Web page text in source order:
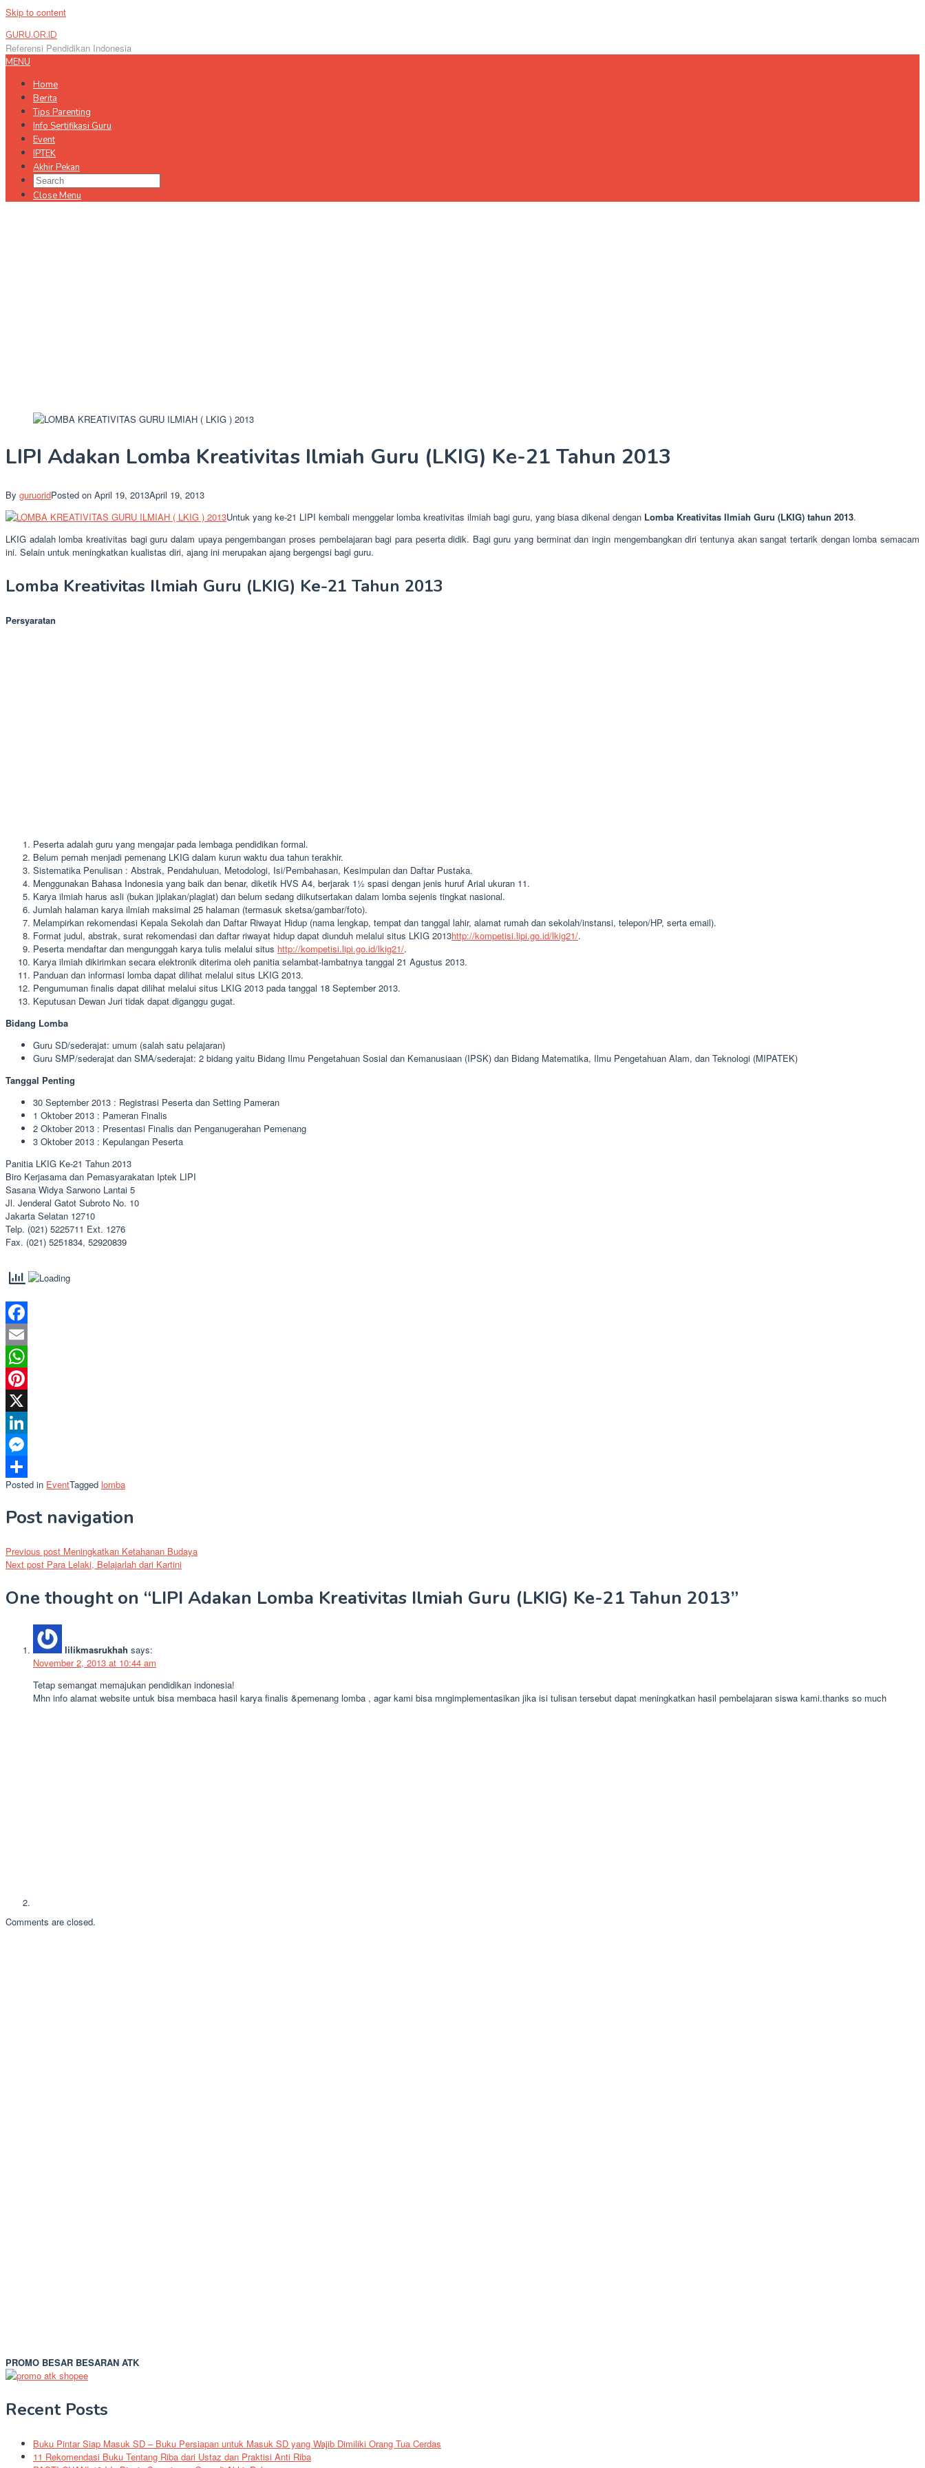
Skip to content
GURU.OR.ID
Referensi Pendidikan Indonesia
MENU
Home
Berita
Tips Parenting
Info Sertifikasi Guru
Event
IPTEK
Akhir Pekan
Close Menu
LIPI Adakan Lomba Kreativitas Ilmiah Guru (LKIG) Ke-21 Tahun 2013
By guruoridPosted on April 19, 2013April 19, 2013
Untuk yang ke-21 LIPI kembali menggelar lomba kreativitas ilmiah bagi guru, yang biasa dikenal dengan Lomba Kreativitas Ilmiah Guru (LKIG) tahun 2013.
LKIG adalah lomba kreativitas bagi guru dalam upaya pengembangan proses pembelajaran bagi para peserta didik. Bagi guru yang berminat dan ingin mengembangkan diri tentunya akan sangat tertarik dengan lomba semacam
ini. Selain untuk meningkatkan kualistas diri, ajang ini merupakan ajang bergengsi bagi guru.
Lomba Kreativitas Ilmiah Guru (LKIG) Ke-21 Tahun 2013
Persyaratan
Peserta adalah guru yang mengajar pada lembaga pendidikan formal.
Belum pernah menjadi pemenang LKIG dalam kurun waktu dua tahun terakhir.
Sistematika Penulisan : Abstrak, Pendahuluan, Metodologi, Isi/Pembahasan, Kesimpulan dan Daftar Pustaka.
Menggunakan Bahasa Indonesia yang baik dan benar, diketik HVS A4, berjarak 1½ spasi dengan jenis huruf Arial ukuran 11.
Karya ilmiah harus asli (bukan jiplakan/plagiat) dan belum sedang diikutsertakan dalam lomba sejenis tingkat nasional.
Jumlah halaman karya ilmiah maksimal 25 halaman (termasuk sketsa/gambar/foto).
Melampirkan rekomendasi Kepala Sekolah dan Daftar Riwayat Hidup (nama lengkap, tempat dan tanggal lahir, alamat rumah dan sekolah/instansi, telepon/HP, serta email).
Format judul, abstrak, surat rekomendasi dan daftar riwayat hidup dapat diunduh melalui situs LKIG 2013http://kompetisi.lipi.go.id/lkig21/.
Peserta mendaftar dan mengunggah karya tulis melalui situs http://kompetisi.lipi.go.id/lkig21/.
Karya ilmiah dikirimkan secara elektronik diterima oleh panitia selambat-lambatnya tanggal 21 Agustus 2013.
Panduan dan informasi lomba dapat dilihat melalui situs LKIG 2013.
Pengumuman finalis dapat dilihat melalui situs LKIG 2013 pada tanggal 18 September 2013.
Keputusan Dewan Juri tidak dapat diganggu gugat.
Bidang Lomba
Guru SD/sederajat: umum (salah satu pelajaran)
Guru SMP/sederajat dan SMA/sederajat: 2 bidang yaitu Bidang Ilmu Pengetahuan Sosial dan Kemanusiaan (IPSK) dan Bidang Matematika, Ilmu Pengetahuan Alam, dan Teknologi (MIPATEK)
Tanggal Penting
30 September 2013 : Registrasi Peserta dan Setting Pameran
1 Oktober 2013 : Pameran Finalis
2 Oktober 2013 : Presentasi Finalis dan Penganugerahan Pemenang
3 Oktober 2013 : Kepulangan Peserta
Panitia LKIG Ke-21 Tahun 2013
Biro Kerjasama dan Pemasyarakatan Iptek LIPI
Sasana Widya Sarwono Lantai 5
Jl. Jenderal Gatot Subroto No. 10
Jakarta Selatan 12710
Telp. (021) 5225711 Ext. 1276
Fax. (021) 5251834, 52920839
Facebook
Email
WhatsApp
Pinterest
X
LinkedIn
Messenger
Share
Posted in EventTagged lomba
Post navigation
Previous post Meningkatkan Ketahanan Budaya
Next post Para Lelaki, Belajarlah dari Kartini
One thought on “LIPI Adakan Lomba Kreativitas Ilmiah Guru (LKIG) Ke-21 Tahun 2013”
lilikmasrukhah says:
November 2, 2013 at 10:44 am
Tetap semangat memajukan pendidikan indonesia!
Mhn info alamat website untuk bisa membaca hasil karya finalis &pemenang lomba , agar kami bisa mngimplementasikan jika isi tulisan tersebut dapat meningkatkan hasil pembelajaran siswa kami.thanks so much
Comments are closed.
PROMO BESAR BESARAN ATK
Recent Posts
Buku Pintar Siap Masuk SD – Buku Persiapan untuk Masuk SD yang Wajib Dimiliki Orang Tua Cerdas
11 Rekomendasi Buku Tentang Riba dari Ustaz dan Praktisi Anti Riba